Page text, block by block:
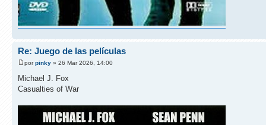
Re: Juego de las películas
porpinky » 26 Mar 2026, 14:00
Michael J. Fox
Casualties of War